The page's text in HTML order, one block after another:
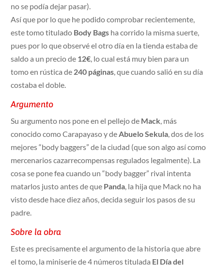
no se podía dejar pasar).
Así que por lo que he podido comprobar recientemente,
este tomo titulado Body Bags ha corrido la misma suerte,
pues por lo que observé el otro día en la tienda estaba de
saldo a un precio de 12€, lo cual está muy bien para un
tomo en rústica de 240 páginas, que cuando salió en su día
costaba el doble.
Argumento
Su argumento nos pone en el pellejo de Mack, más
conocido como Carapayaso y deAbuelo Sekula, dos de los
mejores “body baggers” de la ciudad (que son algo así como
mercenarios cazarrecompensas regulados legalmente). La
cosa se pone fea cuando un “body bagger” rival intenta
matarlos justo antes de que Panda, la hija que Mack no ha
visto desde hace diez años, decida seguir los pasos de su
padre.
Sobre la obra
Este es precisamente el argumento de la historia que abre
el tomo, la miniserie de 4 números titulada El Día del